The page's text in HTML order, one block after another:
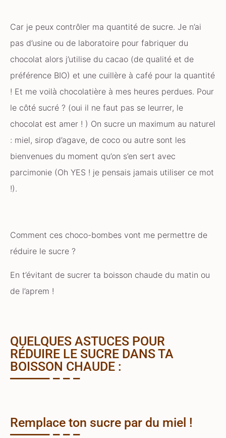
Car je peux contrôler ma quantité de sucre. Je n’ai
pas d’usine ou de laboratoire pour fabriquer du
chocolat alors j’utilise du cacao (de qualité et de
préférence BIO) et une cuillère à café pour la quantité
! Et me voilà chocolatière à mes heures perdues. Pour
le côté sucré ? (oui il ne faut pas se leurrer, le
chocolat est amer ! ) On sucre un maximum au naturel
: miel, sirop d’agave, de coco ou autre sont les
bienvenues du moment qu’on s’en sert avec
parcimonie (Oh YES ! je pensais jamais utiliser ce mot
!).
Comment ces choco-bombes vont me permettre de
réduire le sucre ?
En t’évitant de sucrer ta boisson chaude du matin ou
de l’aprem !
QUELQUES ASTUCES POUR
RÉDUIRE LE SUCRE DANS TA
BOISSON CHAUDE :
Remplace ton sucre par du miel !